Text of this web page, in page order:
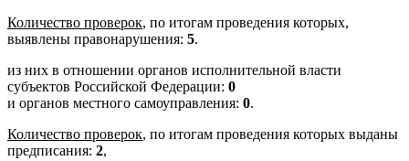
Количество проверок, по итогам проведения которых,
выявлены правонарушения: 5.
из них в отношении органов исполнительной власти
субъектов Российской Федерации: 0
и органов местного самоуправления: 0.
Количество проверок, по итогам проведения которых выданы
предписания: 2,